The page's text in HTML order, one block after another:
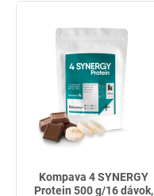
Kompava 4 SYNERGY
Protein 500 g/16 dávok,